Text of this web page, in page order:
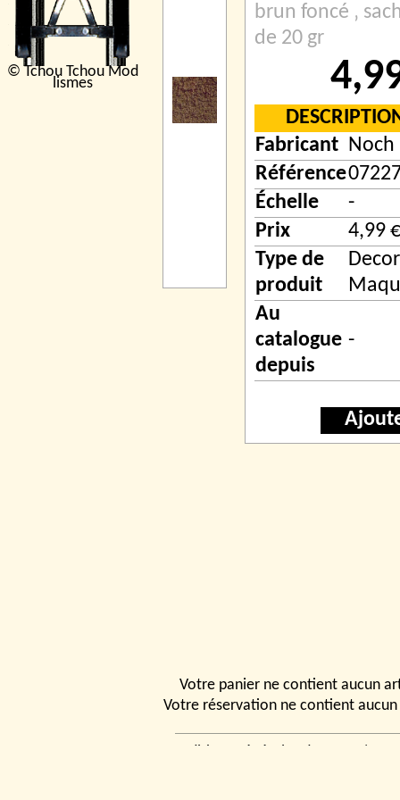
© Tchou Tchou Mod
lismes
brun foncé ‚
de 20 gr
Fabricant Noch
Référence
Échelle
-
Prix
4,99 €
Type de
produit
Au
catalogue
depuis
-
Votre panier ne contient aucun
Votre réservation ne contient